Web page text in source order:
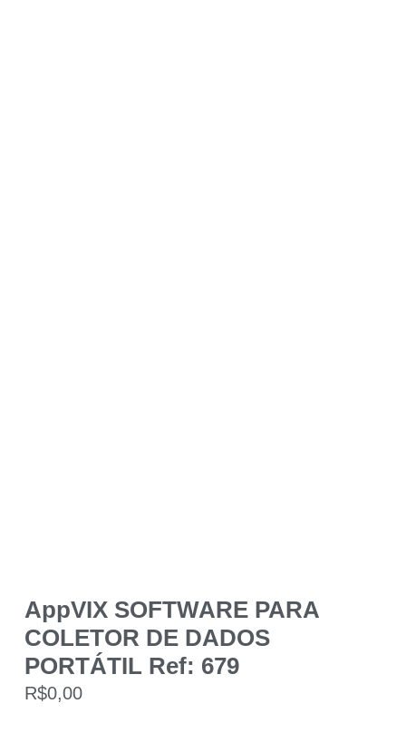
AppVIX SOFTWARE PARA
COLETOR DE DADOS
PORTÁTIL Ref: 679
R$0,00